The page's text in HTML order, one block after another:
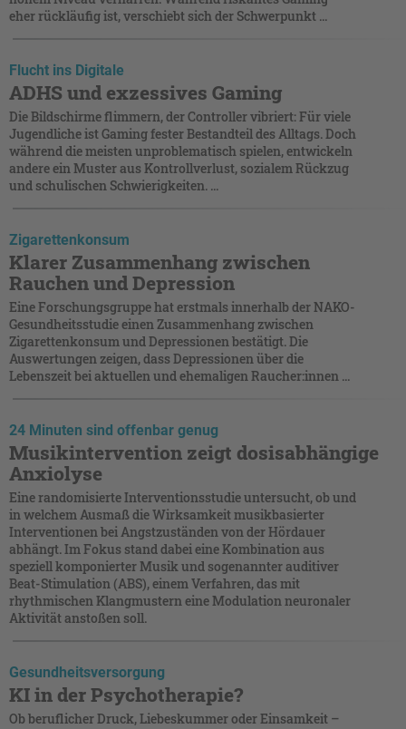
eher rückläufig ist, verschiebt sich der Schwerpunkt ...
Flucht ins Digitale
ADHS und exzessives Gaming
Die Bildschirme flimmern, der Controller vibriert: Für viele
Jugendliche ist Gaming fester Bestandteil des Alltags. Doch
während die meisten unproblematisch spielen, entwickeln
andere ein Muster aus Kontrollverlust, sozialem Rückzug
und schulischen Schwierigkeiten. ...
Zigarettenkonsum
Klarer Zusammenhang zwischen
Rauchen und Depression
Eine Forschungsgruppe hat erstmals innerhalb der NAKO-
Gesundheitsstudie einen Zusammenhang zwischen
Zigarettenkonsum und Depressionen bestätigt. Die
Auswertungen zeigen, dass Depressionen über die
Lebenszeit bei aktuellen und ehemaligen Raucher:innen ...
24 Minuten sind offenbar genug
Musikintervention zeigt dosisabhängige
Anxiolyse
Eine randomisierte Interventionsstudie untersucht, ob und
in welchem Ausmaß die Wirksamkeit musikbasierter
Interventionen bei Angstzuständen von der Hördauer
abhängt. Im Fokus stand dabei eine Kombination aus
speziell komponierter Musik und sogenannter auditiver
Beat-Stimulation (ABS), einem Verfahren, das mit
rhythmischen Klangmustern eine Modulation neuronaler
Aktivität anstoßen soll.
Gesundheitsversorgung
KI in der Psychotherapie?
Ob beruflicher Druck, Liebeskummer oder Einsamkeit –